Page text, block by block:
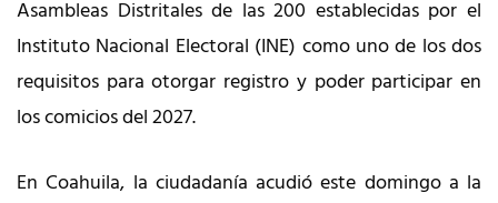
Asambleas Distritales de las 200 establecidas por el
Instituto Nacional Electoral (INE) como uno de los dos
requisitos para otorgar registro y poder participar en
los comicios del 2027.
En Coahuila, la ciudadanía acudió este domingo a la